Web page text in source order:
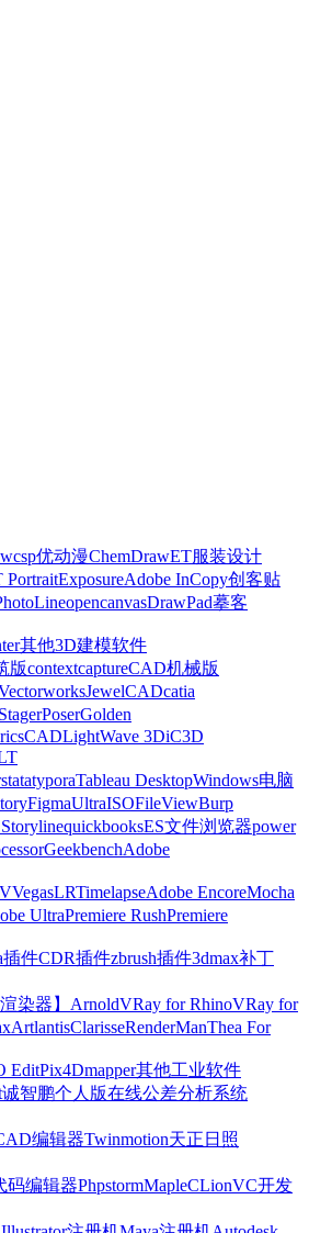
csp优动漫ChemDrawET服装设计
PortraitExposureAdobe InCopy创客贴
opencanvasDrawPad摹客
其他3D建模软件
版contextcaptureCAD机械版
JewelCADcatia
PoserGolden
LightWave 3DiC3D
statatyporaTableau DesktopWindows电脑
FigmaUltraISOFileViewBurp
quickbooksES文件浏览器power
GeekbenchAdobe
VegasLRTimelapseAdobe EncoreMocha
UltraPremiere RushPremiere
插件CDR插件zbrush插件3dmax补丁
染器】 ArnoldVRay for RhinoVRay for
ArtlantisClarisseRenderManThea For
EditPix4Dmapper其他工业软件
诚智鹏个人版在线公差分析系统
编辑器Twinmotion天正日照
码编辑器PhpstormMapleCLionVC开发